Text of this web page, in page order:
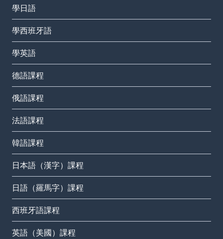
學日語
學西班牙語
學英語
德語課程
俄語課程
法語課程
韓語課程
日本語（漢字）課程
日語（羅馬字）課程
西班牙語課程
英語（美國）課程